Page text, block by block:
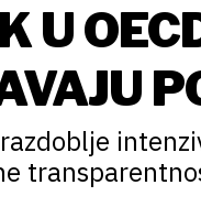
U